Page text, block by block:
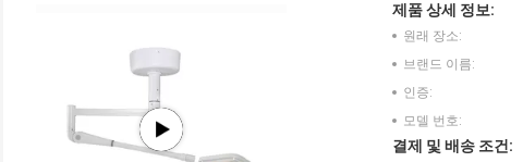
제품 상세 정보:
원래 장소:
브랜드 이름:
인증:
모델 번호:
결제 및 배송 조건: